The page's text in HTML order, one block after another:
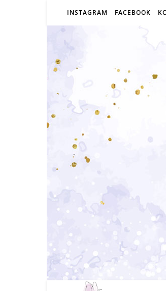
INSTAGRAM FACEBOOK